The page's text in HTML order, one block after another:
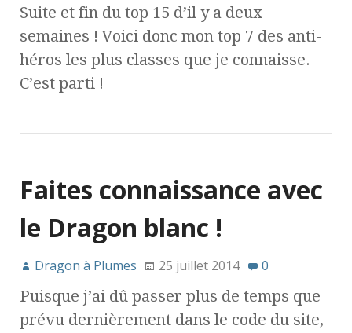
Suite et fin du top 15 d’il y a deux
semaines ! Voici donc mon top 7 des anti-
héros les plus classes que je connaisse.
C’est parti !
Faites connaissance avec
le Dragon blanc !
Dragon à Plumes 25 juillet 2014 0
Puisque j’ai dû passer plus de temps que
prévu dernièrement dans le code du site,